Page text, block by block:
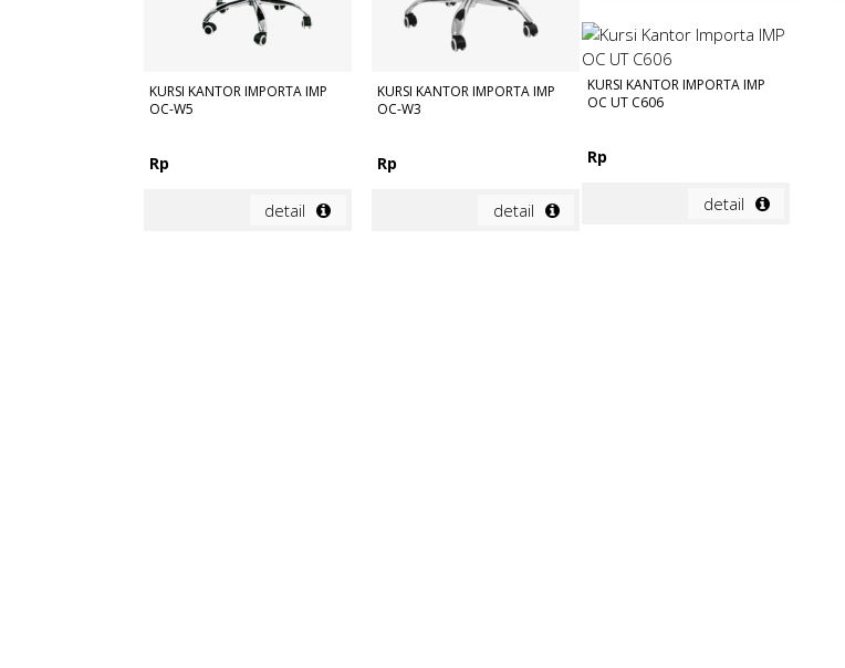
KURSI KANTOR IMPORTA IMP
OC-W5
Rp
detail
KURSI KANTOR IMPORTA IMP
OC-W3
Rp
detail
KURSI KANTOR IMPORTA IMP
OC UT C606
Rp
detail